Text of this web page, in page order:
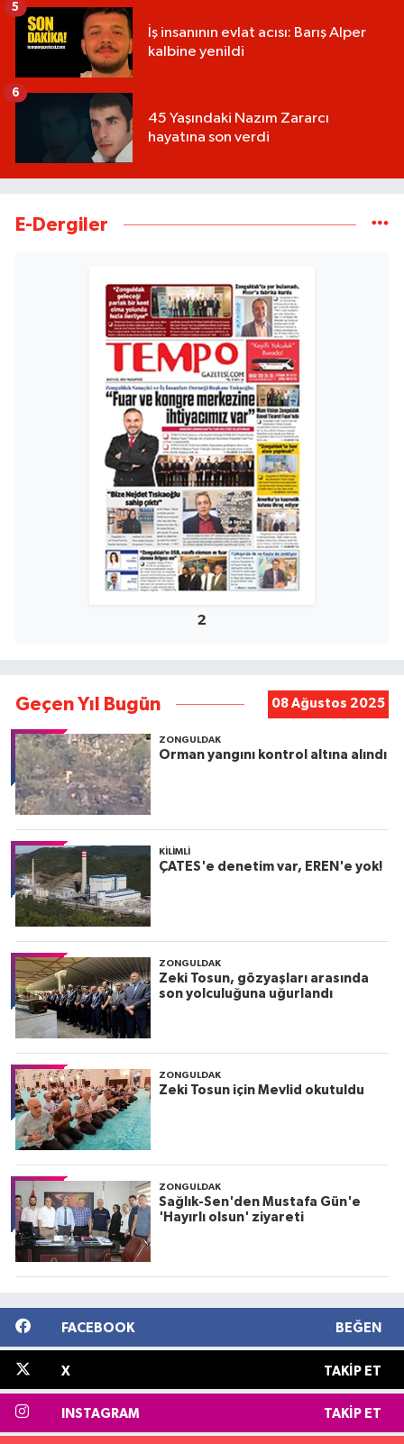
İş insanının evlat acısı: Barış Alper
kalbine yenildi
5
45 Yaşındaki Nazım Zararcı
hayatına son verdi
6
E-Dergiler
2
Geçen Yıl Bugün 08 Ağustos 2025
ZONGULDAK
Orman yangını kontrol altına alındı
KILIMLI
ÇATES'e denetim var, EREN'e yok!
ZONGULDAK
Zeki Tosun, gözyaşları arasında
son yolculuğuna uğurlandı
ZONGULDAK
Zeki Tosun için Mevlid okutuldu
ZONGULDAK
Sağlık-Sen'den Mustafa Gün'e
'Hayırlı olsun' ziyareti
FACEBOOK BEĞEN
X TAKIP ET
INSTAGRAM TAKIP ET